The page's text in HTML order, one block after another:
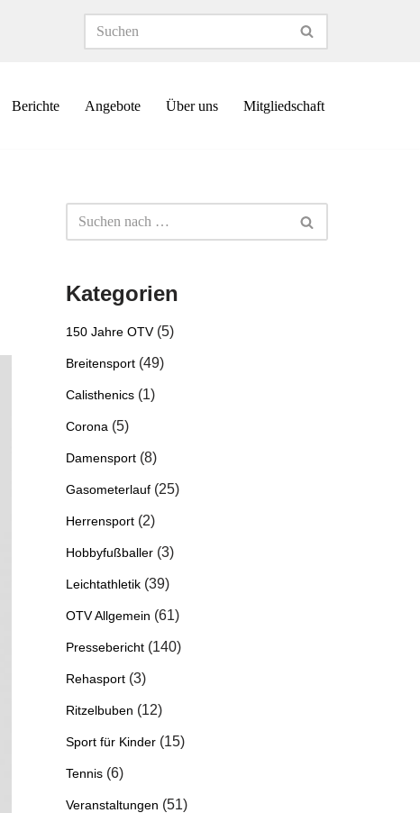
Berichte Angebote Über uns Mitgliedschaft
Kategorien
150 Jahre OTV(5)
Breitensport (49)
Calisthenics (1)
Corona (5)
Damensport (8)
Gasometerlauf (25)
Herrensport (2)
Hobbyfußballer (3)
Leichtathletik (39)
OTV Allgemein (61)
Pressebericht (140)
Rehasport (3)
Ritzelbuben (12)
Sport für Kinder (15)
Tennis (6)
Veranstaltungen (51)